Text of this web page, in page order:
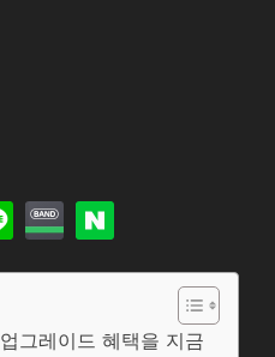
그레이드 혜택을 지금